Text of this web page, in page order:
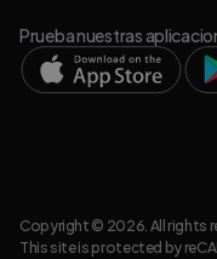
Prueba nuestras
Copyright © 2026. All rights
This site is protected by